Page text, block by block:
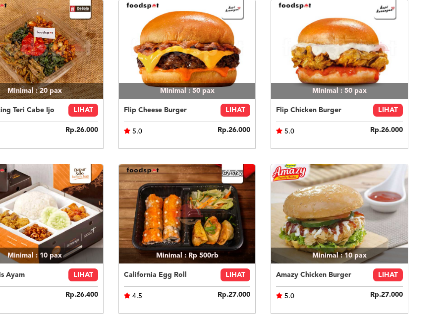
Minimal : 20pax
Teri Cabe Ijo LIHAT
Rp.26.000
Minimal : 50 pax
Flip Cheese Burger LIHAT
5.0 Rp.26.000
Minimal : 50 pax
Flip Chicken Burger LIHAT
5.0 Rp.26.000
Minimal : 10 pax
Ayam LIHAT
Rp.26.400
Minimal : Rp 500rb
California Egg Roll LIHAT
4.5 Rp.27.000
Minimal : 10 pax
Amazy Chicken Burger LIHAT
5.0 Rp.27.000